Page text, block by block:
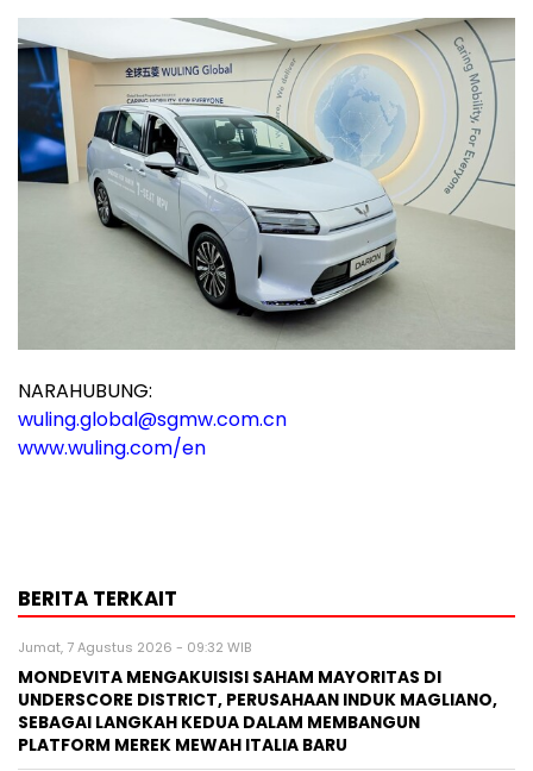
NARAHUBUNG:
wuling.global@sgmw.com.cn
www.wuling.com/en
BERITA TERKAIT
Jumat, 7 Agustus 2026 - 09:32 WIB
MONDEVITA MENGAKUISISI SAHAM MAYORITAS DI
UNDERSCORE DISTRICT, PERUSAHAAN INDUK MAGLIANO,
SEBAGAI LANGKAH KEDUA DALAM MEMBANGUN
PLATFORM MEREK MEWAH ITALIA BARU